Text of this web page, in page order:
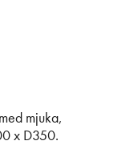
mjuka,
x D350.